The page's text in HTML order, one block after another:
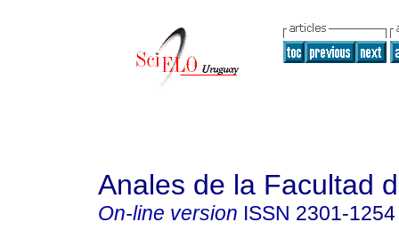
Anales de la Facultad
On-line version ISSN 2301-1254